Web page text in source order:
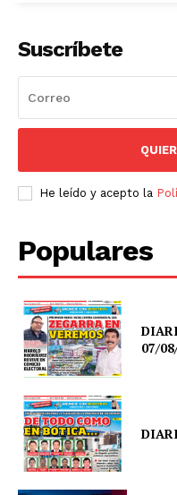
Suscríbete
He leído y acepto la
Populares
07/